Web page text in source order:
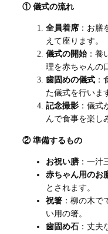
① 儀式の流れ
全員着席 ：お
えて座ります。
儀式の開始：養
理を赤ちゃんの
歯固めの儀式
た儀式を行いま
記念撮影 ：儀式
んで食事を楽し
② 準備するもの
お祝い膳：一汁
赤ちゃん用のお
とされます。
祝箸 ：柳の木
い用の箸。
歯固め石 ：丈夫